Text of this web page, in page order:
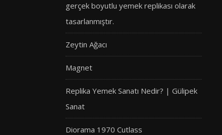
gerçek boyutlu yemek replikası olarak
tasarlanmıştır.
Zeytin Ağacı
Magnet
Replika Yemek Sanatı Nedir? | Gülipek
Sanat
Diorama 1970 Cutlass